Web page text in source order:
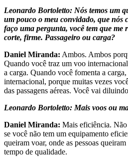
Leonardo Bortoletto: Nós temos um
um pouco o meu convidado, que nós
faço uma pergunta, você tem que me
corte, firme. Passageiro ou carga?
Daniel Miranda: Ambos. Ambos
Quando você traz um voo
a carga. Quando você fomenta a
internacional, porque muitas vezes
das passagens aéreas. Você vai
Leonardo Bortoletto: Mais voos ou
Daniel Miranda: Mais eficiência. Não
se você não tem um equipamento
queiram voar, onde as pessoas
tempo de qualidade.